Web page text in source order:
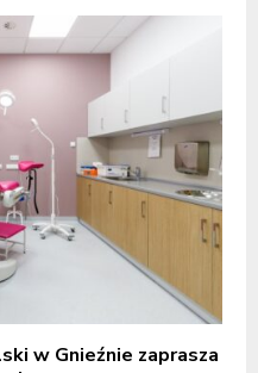
w Gnieźnie zaprasza